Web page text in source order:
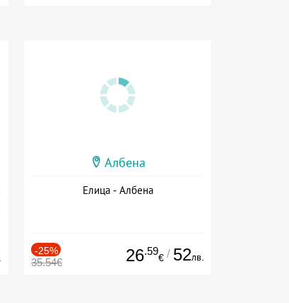
Албена
Елица - Албена
-25%
35.54€ 26.59
€ / 52лв.